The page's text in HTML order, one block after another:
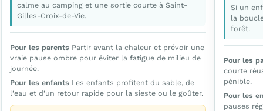
calme au camping et une sortie courte à Saint-
Gilles-Croix-de-Vie.
Pour les parents Partir avant la chaleur et prévoir une
vraie pause ombre pour éviter la fatigue de milieu de
journée.
Pour les enfants Les enfants profitent du sable, de
l’eau et d’un retour rapide pour la sieste ou le goûter.
Si un
la
forêt.
Pour les
courte
pénible.
Pour les
pauses